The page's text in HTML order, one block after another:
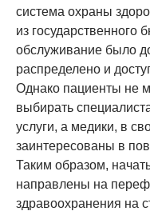
система охраны
из государственного
обслуживание было
распределено и
Однако пациенты не
выбирать
услуги, а медики, в
заинтересованы в
Таким образом,
направлены на
здравоохранения на